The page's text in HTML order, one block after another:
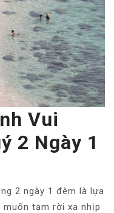
Vui
2 Ngày 1
2 ngày 1 đêm là lựa
tạm rời xa nhịp